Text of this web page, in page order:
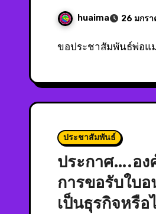
huaima 26 มกร
ขอประชาสัมพันธ์พ่อแ
ประชาสัมพันธ์
ประกาศ….อง
การขอรับใบ
เป็นธุรกิจหรื